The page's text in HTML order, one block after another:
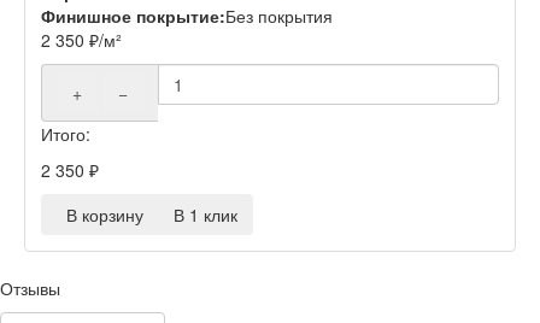
Финишное покрытие:Без покрытия
2 350 ₽/м²
+
−
Итого:
2 350 ₽
В корзину
В 1 клик
Отзывы